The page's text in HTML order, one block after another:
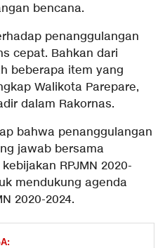
bencana.
penanggulangan
cepat. Bahkan dari
beberapa item yang
Walikota Parepare,
dalam Rakornas.
bahwa penanggulangan
jawab bersama
RPJMN 2020-
mendukung agenda
2020-2024.